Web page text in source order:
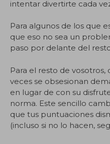
intentar divertirte cada
Para algunos de los que
que eso no sea un
paso por delante del
Para el resto de
veces se obsesionan
en lugar de con su
norma. Este sencillo
que tus puntuaciones
(incluso si no lo hacen,